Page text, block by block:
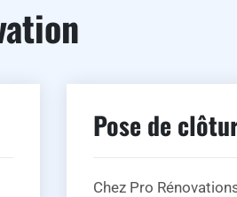
Pose de
Chez Pro